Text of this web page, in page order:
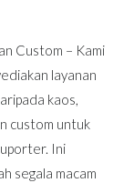
Custom – Kami
layanan
kaos,
custom untuk
Ini
segala macam